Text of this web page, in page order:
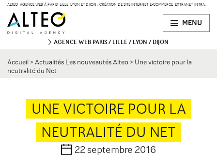
ALTEO, AGENCE WEB À PARIS, LILLE, LYON ET DIJON : CRÉATION DE SITE INTERNET, E-COMMERCE, EXTRANET, INTRANET
MENU
AGENCE WEB PARIS LILLE LYON DIJON
PARIS
75015 Paris
47 bd de Courcelles
134 Rue des Templiers
Contact
Accueil > Actualités Les nouveautés Alteo > Une victoire pour la
neutralité du Net
UNE VICTOIRE POUR LA
NEUTRALITÉ DU NET
22 septembre 2016